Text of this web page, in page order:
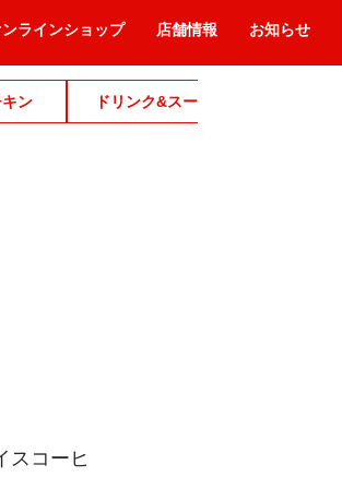
ラインショップ 店舗情報 お知らせ
ン ドリンク&スープ
スコーヒ